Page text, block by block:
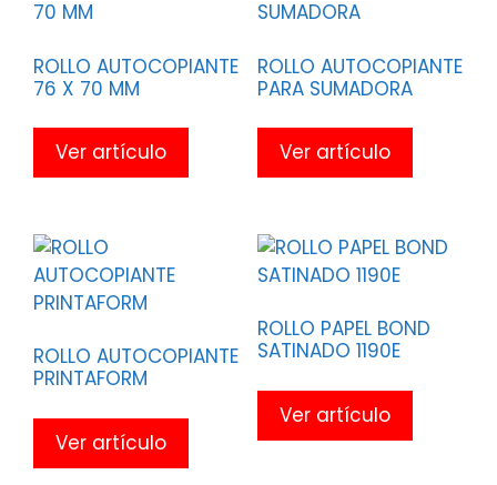
ROLLO AUTOCOPIANTE
76 X 70 MM
Ver artículo
ROLLO AUTOCOPIANTE
PARA SUMADORA
Ver artículo
ROLLO AUTOCOPIANTE
PRINTAFORM
Ver artículo
ROLLO PAPEL BOND
SATINADO 1190E
Ver artículo